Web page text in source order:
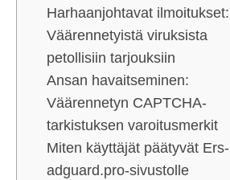
Harhaanjohtavat ilmoitukset:
Väärennetyistä viruksista
petollisiin tarjouksiin
Ansan havaitseminen:
Väärennetyn CAPTCHA-
tarkistuksen varoitusmerkit
Miten käyttäjät päätyvät Ers-
adguard.pro-sivustolle